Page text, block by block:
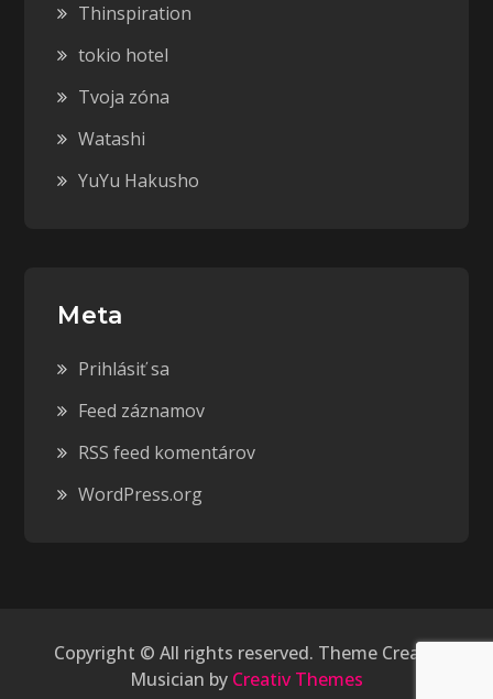
Thinspiration
tokio hotel
Tvoja zóna
Watashi
YuYu Hakusho
Meta
Prihlásiť sa
Feed záznamov
RSS feed komentárov
WordPress.org
Copyright © All rights reserved. Theme Creativ
Musician by Creativ Themes